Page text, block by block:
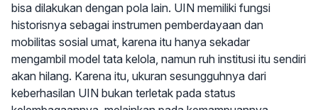
bisa dilakukan dengan pola lain. UIN memiliki fungsi
historisnya sebagai instrumen pemberdayaan dan
mobilitas sosial umat, karena itu hanya sekadar
mengambil model tata kelola, namun ruh institusi itu sendiri
akan hilang. Karena itu, ukuran sesungguhnya dari
keberhasilan UIN bukan terletak pada status